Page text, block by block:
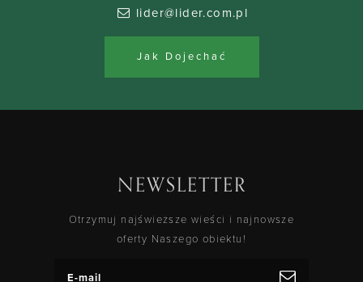
lider@lider.com.pl
Jak Dojechać
NEWSLETTER
Otrzymuj najświeższe wieści i najnowsze
oferty Naszego obiektu!